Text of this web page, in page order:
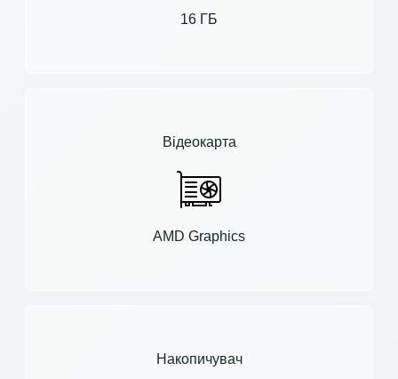
16 ГБ
Відеокарта
AMD Graphics
Накопичувач